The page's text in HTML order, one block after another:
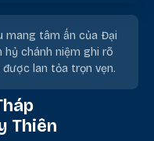
mang tâm ấn của Đại
hỷ chánh niệm ghi rõ
lan tỏa trọn vẹn.
Thiên